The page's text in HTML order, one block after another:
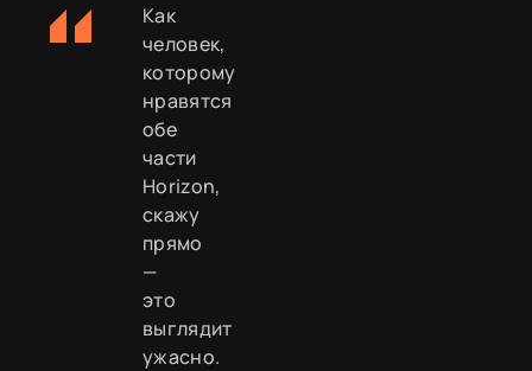
Как
человек,
которому
нравятся
обе
части
Horizon,
скажу
прямо
—
это
выглядит
ужасно.